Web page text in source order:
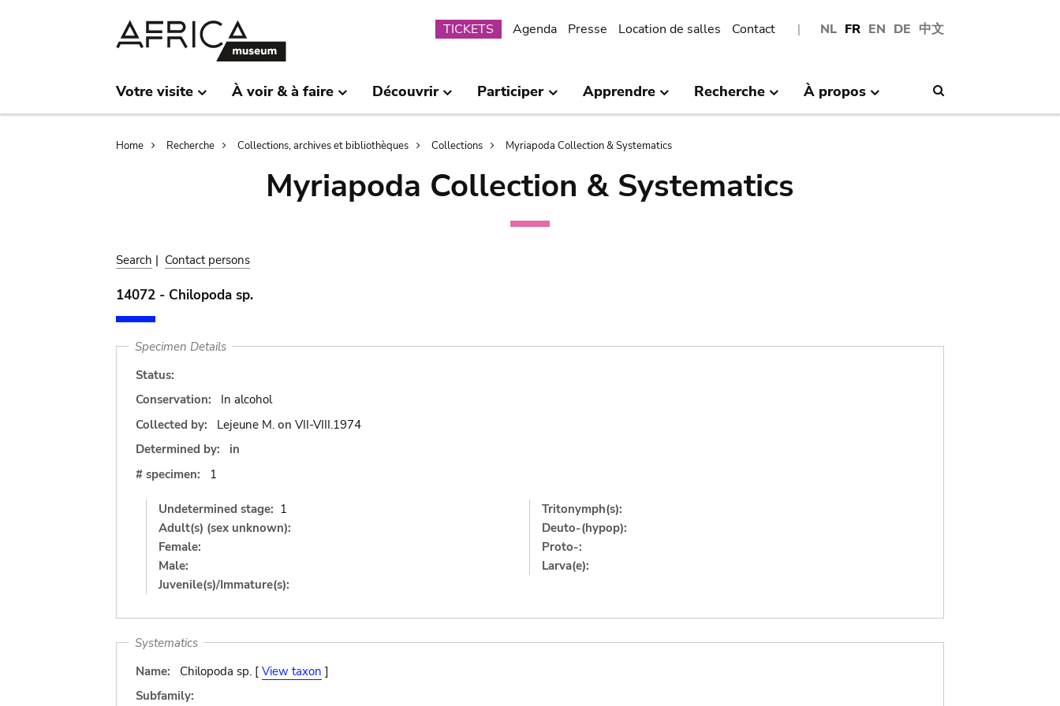
NL FR EN DE 中文
Submenu
TICKETS Agenda Presse Location de salles Contact
Votre visite À voir & à faire Découvrir Participer Apprendre Recherche À propos
Breadcrumb
Home Recherche Collections, archives et bibliothèques Collections Myriapoda Collection & Systematics
Myriapoda Collection & Systematics
Search | Contact persons
14072 - Chilopoda sp.
Specimen Details
Status:
Conservation:
In alcohol
Collected by:
Lejeune M. on VII-VIII.1974
Determined by:
in
# specimen:
1
Undetermined stage: 1
Adult(s) (sex unknown):
Female:
Male:
Juvenile(s)/Immature(s):
Tritonymph(s):
Deuto-(hypop):
Proto-:
Larva(e):
Systematics
Name:
Chilopoda sp. [ View taxon ]
Subfamily: